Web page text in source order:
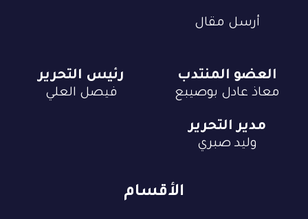
أرسل مقال
الأقسام
العضو المنتدب
معاذ عادل بوصيبع
رئيس التحرير
فيصل العلي
مدير التحرير
وليد صبري